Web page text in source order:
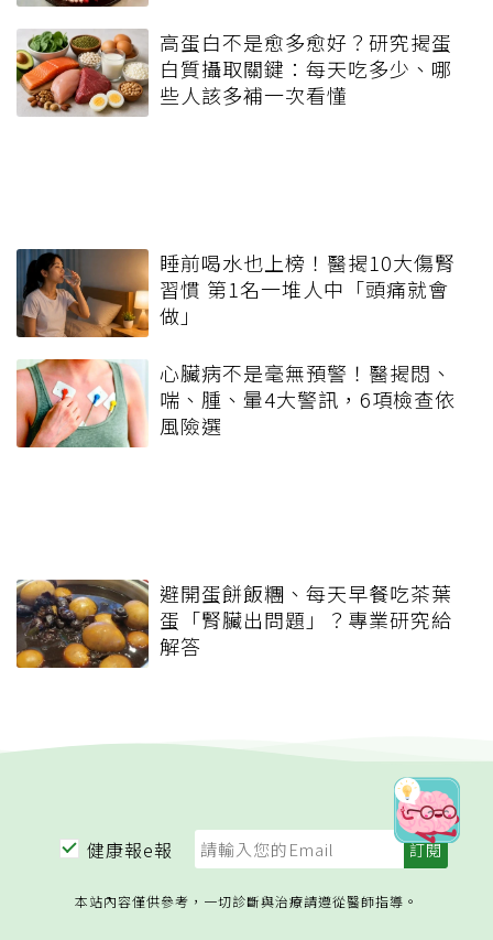
高蛋白不是愈多愈好？研究揭蛋
白質攝取關鍵：每天吃多少、哪
些人該多補一次看懂
睡前喝水也上榜！醫揭10大傷腎
習慣 第1名一堆人中「頭痛就會
做」
心臟病不是毫無預警！醫揭悶、
喘、腫、暈4大警訊，6項檢查依
風險選
避開蛋餅飯糰、每天早餐吃茶葉
蛋「腎臟出問題」？專業研究給
解答
健康報e報
本站內容僅供參考，一切診斷與治療請遵從醫師指導。